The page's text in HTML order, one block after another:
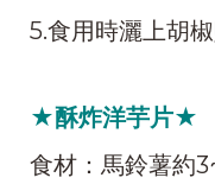
5.食用時灑上胡
★酥炸洋芋片★
食材：馬鈴薯約